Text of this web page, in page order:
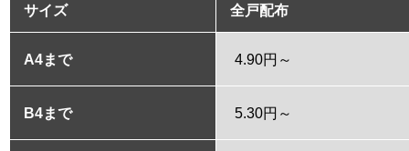
サイズ 全戸配布
A4まで 4.90円～
B4まで 5.30円～